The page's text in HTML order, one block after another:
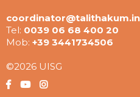
Tel: 0039 06 68 400 20
Mob: +39 3441734506
©2026 UISG